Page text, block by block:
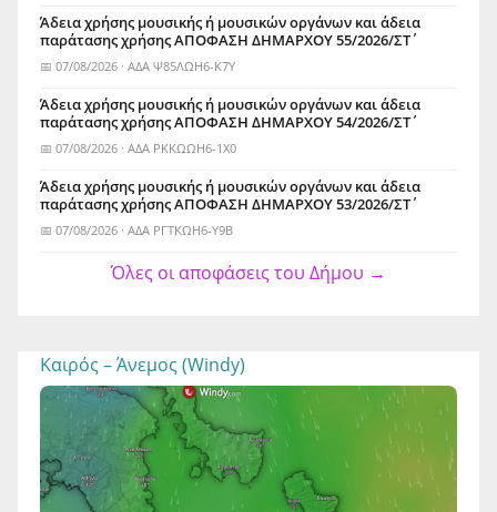
Άδεια χρήσης μουσικής ή μουσικών οργάνων και άδεια
παράτασης χρήσης ΑΠΟΦΑΣΗ ΔΗΜΑΡΧΟΥ 55/2026/ΣΤ΄
📅 07/08/2026 · ΑΔΑ Ψ85ΛΩΗ6-Κ7Υ
Άδεια χρήσης μουσικής ή μουσικών οργάνων και άδεια
παράτασης χρήσης ΑΠΟΦΑΣΗ ΔΗΜΑΡΧΟΥ 54/2026/ΣΤ΄
📅 07/08/2026 · ΑΔΑ ΡΚΚΩΩΗ6-1Χ0
Άδεια χρήσης μουσικής ή μουσικών οργάνων και άδεια
παράτασης χρήσης ΑΠΟΦΑΣΗ ΔΗΜΑΡΧΟΥ 53/2026/ΣΤ΄
📅 07/08/2026 · ΑΔΑ ΡΓΤΚΩΗ6-Υ9Β
Όλες οι αποφάσεις του Δήμου →
Καιρός – Άνεμος (Windy)